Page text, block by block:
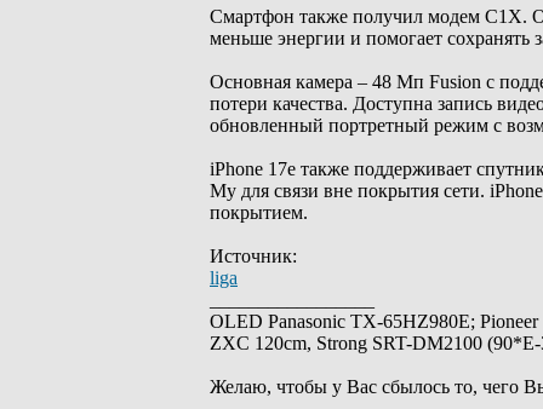
Смартфон также получил модем C1X.
меньше энергии и помогает сохранять
Основная камера – 48 Мп Fusion с
потери качества. Доступна запись
обновленный портретный режим с
iPhone 17e также поддерживает
My для связи вне покрытия сети.
покрытием.
Источник:
liga
OLED Panasonic TX-65HZ980E;
ZXC 120cm, Strong SRT-DM2100
Желаю, чтобы у Вас сбылось то, чего